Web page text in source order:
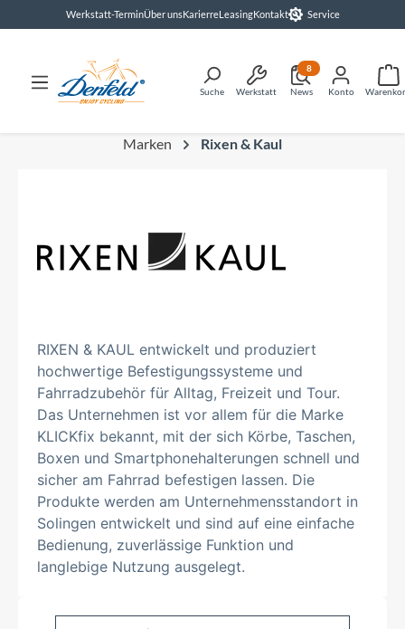
springenWerkstatt-TerminÜber unsKarierreLeasingKontakt Service
Suche Werkstatt News
8
Konto
Marken Rixen & Kaul
RIXEN & KAUL entwickelt und produziert
hochwertige Befestigungssysteme und
Fahrradzubehör für Alltag, Freizeit und Tour.
Das Unternehmen ist vor allem für die Marke
KLICKfix bekannt, mit der sich Körbe, Taschen,
Boxen und Smartphonehalterungen schnell und
sicher am Fahrrad befestigen lassen. Die
Produkte werden am Unternehmensstandort in
Solingen entwickelt und sind auf eine einfache
Bedienung, zuverlässige Funktion und
langlebige Nutzung ausgelegt.